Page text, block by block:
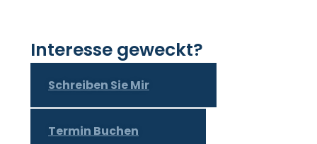
Interesse geweckt?
Schreiben Sie Mir
Termin Buchen